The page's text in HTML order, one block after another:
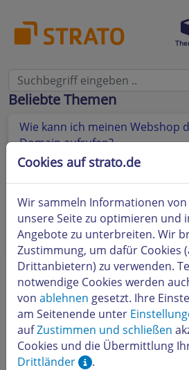
Beliebte Themen
Wie kann ich meinen Webshop
Domain aufrufen?
Wo finde ich eine Anleitung bzw.
des STRATO Webshops?
Wie kann ich Impressum, AGB
Datenschutzerklärung meines
bearbeiten?
Cookies auf strato.de
Wir sammeln Informationen
unsere Seite zu optimieren und
Angebote zu unterbreiten. Wir
Zustimmung, um dafür Cookies
Drittanbietern) zu verwenden.
notwendige Cookies werden
von ablehnen gesetzt. Ihre
am Seitenende unter
aufZustimmen und schließen
Cookies und die Übermittlung
Drittländer
.